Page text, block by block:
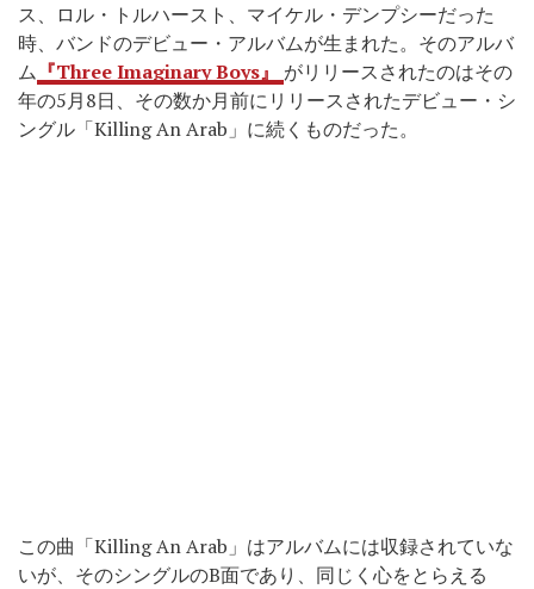
ス、ロル・トルハースト、マイケル・デンプシーだった
時、バンドのデビュー・アルバムが生まれた。そのアルバ
ム 『Three Imaginary Boys』 がリリースされたのはその
年の5月8日、その数か月前にリリースされたデビュー・シ
ングル「Killing An Arab」に続くものだった。
この曲「Killing An Arab」はアルバムには収録されていな
いが、そのシングルのB面であり、同じく心をとらえる